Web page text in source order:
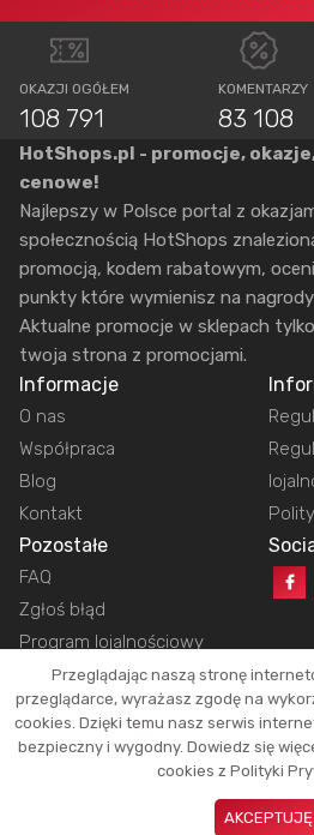
OKAZJI OGÓŁEM
108 791
KOMENTARZY
83 108
HotShops.pl - promocje,
cenowe!
Najlepszy w Polsce portal z
społecznością HotShops
promocją, kodem rabatowym,
punkty które wymienisz na
Aktualne promocje w sklepach
twoja strona z promocjami.
Informacje
O nas
Współpraca
Blog
Kontakt
Pozostałe
FAQ
Zgłoś błąd
Program lojalnościowy
Copyright © 2026 HotShops.pl -
Jako partnerzy możemy otrzymać prowizję
linków. Dzięki temu jesteśmy w stanie
Okazje oraz ich atrakcyjność zależą
użytkowników.
Przeglądając naszą stronę
przeglądarce, wyrażasz zgodę na
cookies. Dzięki temu nasz serwis
bezpieczny i wygodny. Dowiedz się
cookies z Polityki
AKCEPTUJĘ